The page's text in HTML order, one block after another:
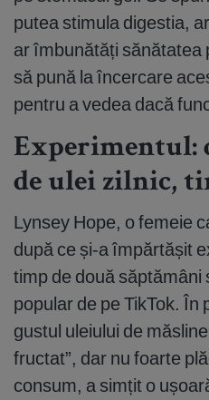
putea stimula digestia,
ar îmbunătăți sănătatea
să pună la încercare
pentru a vedea dacă
Experimentul:
de ulei zilnic,
Lynsey Hope, o femeie
după ce și-a împărtășit
timp de două săptămâni
popular de pe TikTok. În
gustul uleiului de
fructat”, dar nu foarte
consum, a simțit o